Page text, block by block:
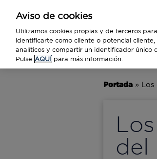
BUSINESS
Portada » Los
del
Aviso de cookies
Utilizamos cookies propias y de terceros
identificarte como cliente o potencial
analíticos y compartir un identificador único
Pulse AQUÍ para más información.